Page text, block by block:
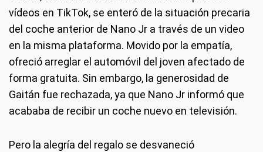
vídeos en TikTok, se enteró de la situación precaria
del coche anterior de Nano Jr a través de un video
en la misma plataforma. Movido por la empatía,
ofreció arreglar el automóvil del joven afectado de
forma gratuita. Sin embargo, la generosidad de
Gaitán fue rechazada, ya que Nano Jr informó que
acababa de recibir un coche nuevo en televisión.
Pero la alegría del regalo se desvaneció